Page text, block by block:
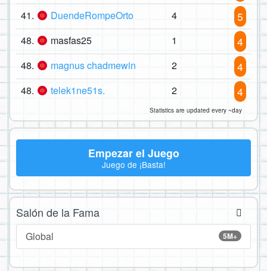
41. DuendeRompeOrto 4 5
48. masfas25 1 4
48. magnus chadmewin 2 4
48. telek1ne51s. 2 4
Statistics are updated every ~day
Empezar el Juego
Juego de ¡Basta!
Salón de la Fama
5M+
Global